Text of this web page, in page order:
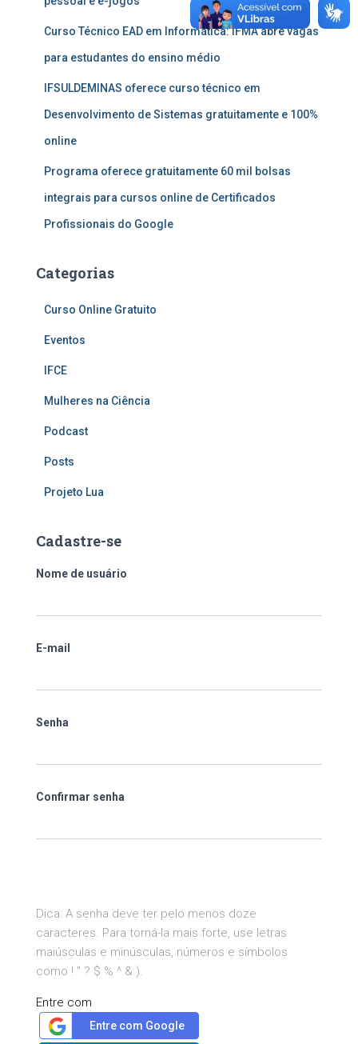
Curso Técnico EAD em Informática: IFMA abre vagas
para estudantes do ensino médio
IFSULDEMINAS oferece curso técnico em
Desenvolvimento de Sistemas gratuitamente e 100%
online
Programa oferece gratuitamente 60 mil bolsas
integrais para cursos online de Certificados
Profissionais do Google
Categorias
Curso Online Gratuito
Eventos
IFCE
Mulheres na Ciência
Podcast
Posts
Projeto Lua
Cadastre-se
Nome de usuário
E-mail
Senha
Confirmar senha
Dica: A senha deve ter pelo menos doze
caracteres. Para torná-la mais forte, use letras
maiúsculas e minúsculas, números e símbolos
como ! " ? $ % ^ & ).
Entre com
Entre com Google